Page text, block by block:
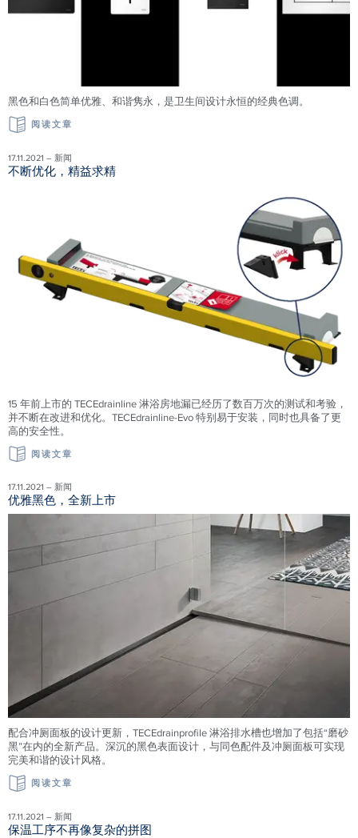
黑色和白色简单优雅、和谐隽永，是卫生间设计永恒的经典色调。
阅读文章
17.11.2021 – 新闻
不断优化，精益求精
15 年前上市的 TECEdrainline 淋浴房地漏已经历了数百万次的测试和考验，
并不断在改进和优化。TECEdrainline-Evo 特别易于安装，同时也具备了更
高的安全性。
阅读文章
17.11.2021 – 新闻
优雅黑色，全新上市
配合冲厕面板的设计更新，TECEdrainprofile 淋浴排水槽也增加了包括“磨砂
黑”在内的全新产品。深沉的黑色表面设计，与同色配件及冲厕面板可实现
完美和谐的设计风格。
阅读文章
17.11.2021 – 新闻
保温工序不再像复杂的拼图